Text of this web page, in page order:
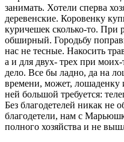
занимать. Хотели сперва
деревенские. Коровенку
куричешек сколько-то. При
обширный. Городьбу
нас не тесные. Накосить
а и для двух- трех при моих-
дело. Все бы ладно, да на
времени, может, лошаденку
ней большой требуется:
Без благодетелей никак не
благодетели, нам с
полного хозяйства и не